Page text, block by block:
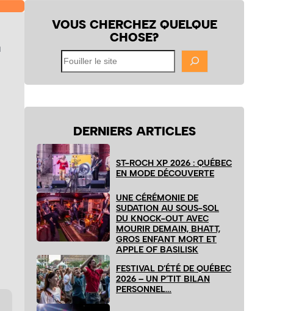
VOUS CHERCHEZ QUELQUE
CHOSE?
Fouiller
le
site
DERNIERS ARTICLES
ST-ROCH XP 2026 : QUÉBEC
EN MODE DÉCOUVERTE
UNE CÉRÉMONIE DE
SUDATION AU SOUS-SOL
DU KNOCK-OUT AVEC
MOURIR DEMAIN, BHATT,
GROS ENFANT MORT ET
APPLE OF BASILISK
FESTIVAL D’ÉTÉ DE QUÉBEC
2026 – UN P’TIT BILAN
PERSONNEL…